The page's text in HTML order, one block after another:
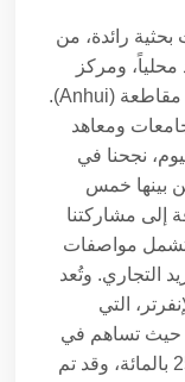
رائدة، من
ومركز
أبحاث هندسة معدات سلاسل التبريد في مقاطعة (Anhui).
ومعاهد
نجحنا في
من بينها خمس
إلى مشاركتنا
تشمل مواصفات
التجاري. وتُعد
التي
حيث تساهم في
خفض استهلاك الطاقة بنسبة تصل إلى 25 بالمائة، وقد تم